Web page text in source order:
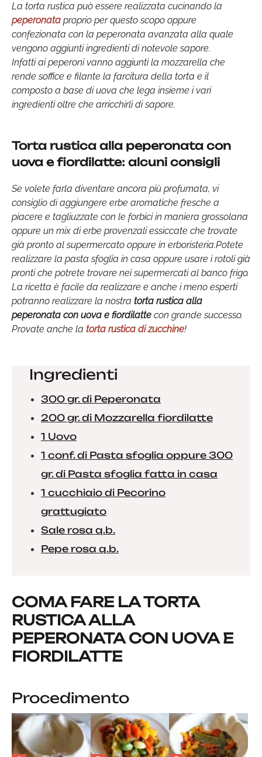
La torta rustica può essere realizzata cucinando la
peperonata proprio per questo scopo oppure
confezionata con la peperonata avanzata alla quale
vengono aggiunti ingredienti di notevole sapore.
Infatti ai peperoni vanno aggiunti la mozzarella che
rende soffice e filante la farcitura della torta e il
composto a base di uova che lega insieme i vari
ingredienti oltre che arricchirli di sapore.
Torta rustica alla peperonata con
uova e fiordilatte: alcuni consigli
Se volete farla diventare ancora più profumata, vi
consiglio di aggiungere erbe aromatiche fresche a
piacere e tagliuzzate con le forbici in maniera grossolana
oppure un mix di erbe provenzali essiccate che trovate
già pronto al supermercato oppure in erboristeria.Potete
realizzare la pasta sfoglia in casa oppure usare i rotoli già
pronti che potrete trovare nei supermercati al banco frigo.
La ricetta è facile da realizzare e anche i meno esperti
potranno realizzare la nostra torta rustica alla
peperonata con uova e fiordilatte con grande successo.
Provate anche la torta rustica di zucchine!
Ingredienti
300 gr. di Peperonata
200 gr. di Mozzarella fiordilatte
1 Uovo
1 conf. di Pasta sfoglia oppure 300
gr. di Pasta sfoglia fatta in casa
1 cucchiaio di Pecorino
grattugiato
Sale rosa q.b.
Pepe rosa q.b.
COMA FARE LA TORTA
RUSTICA ALLA
PEPERONATA CON UOVA E
FIORDILATTE
Procedimento